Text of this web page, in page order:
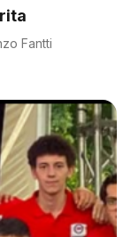
Fantti